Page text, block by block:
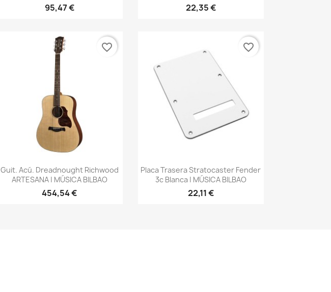
95,47 € 22,35 €
Vista rápida
Guit. Acú. Dreadnought Richwood
ARTESANA | MÚSICA BILBAO
454,54 €
favorite_border
Vista rápida
Placa Trasera Stratocaster Fender
3c Blanca | MÚSICA BILBAO
22,11 €
favorite_border